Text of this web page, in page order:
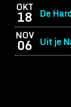
OKT
18 De
NOV
06 Uit je